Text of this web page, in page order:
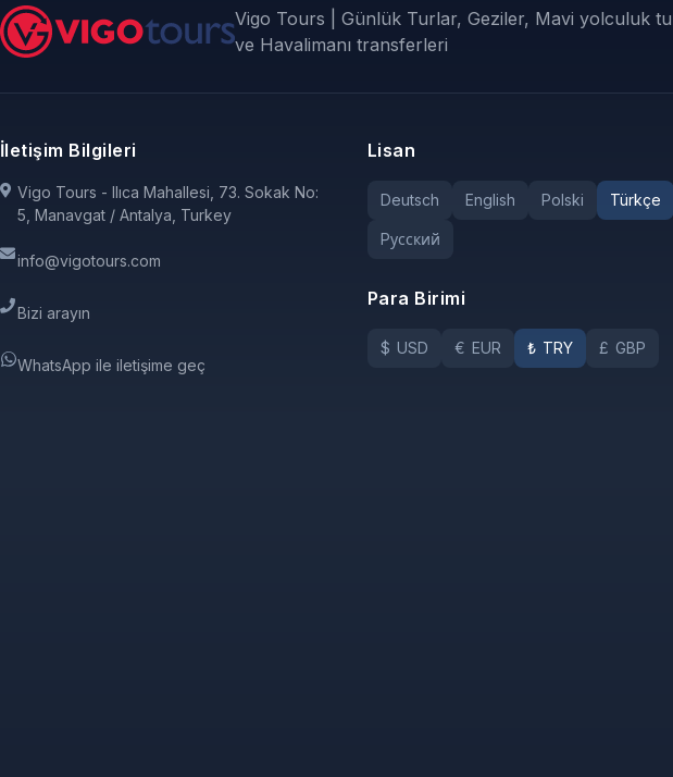
Vigo Tours | Günlük Turlar, Geziler, Mavi yolculuk
ve Havalimanı transferleri
İletişim Bilgileri
Vigo Tours - Ilıca Mahallesi, 73. Sokak No:
5, Manavgat / Antalya, Turkey
info@vigotours.com
Bizi arayın
WhatsApp ile iletişime geç
Lisan
Deutsch English Polski Türkçe
Pусский
Para Birimi
$ USD € EUR ₺ TRY £ GBP